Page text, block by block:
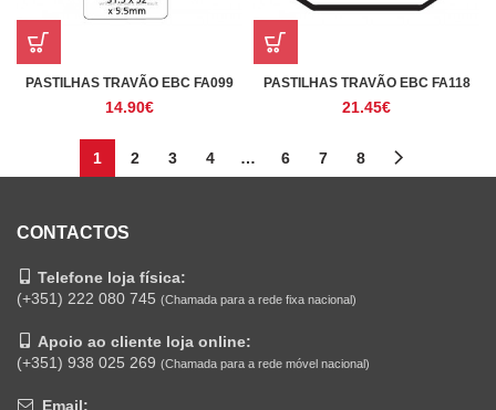
PASTILHAS TRAVÃO EBC FA099
14.90€
PASTILHAS TRAVÃO EBC FA118
21.45€
1 2 3 4 … 6 7 8
CONTACTOS
Telefone loja física:
(+351) 222 080 745 (Chamada para a rede fixa nacional)
Apoio ao cliente loja online:
(+351) 938 025 269 (Chamada para a rede móvel nacional)
Email: